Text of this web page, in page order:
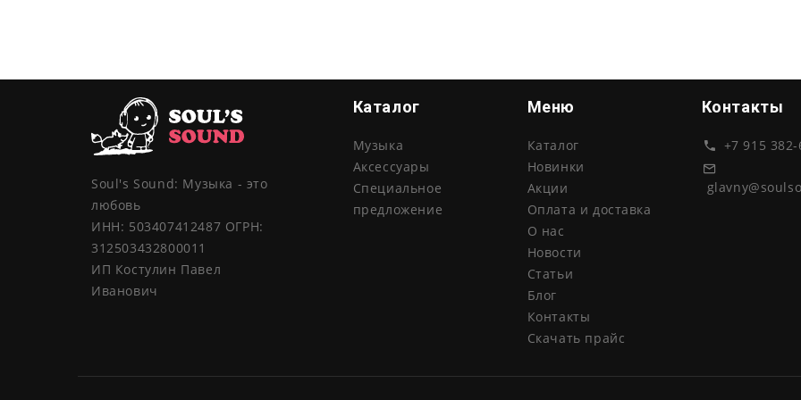
Soul's Sound: Музыка - это
любовь
ИНН: 503407412487 ОГРН:
312503432800011
ИП Костулин Павел
Иванович
Каталог
Музыка
Аксессуары
Специальное
предложение
Меню
Каталог
Новинки
Акции
Оплата и доставка
О нас
Новости
Статьи
Блог
Контакты
Скачать прайс
Контакты
+7 915 382-